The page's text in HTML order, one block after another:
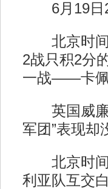
6月19日2
北京时间
2战只积2分
一战——卡佩
英国威廉
军团”表现却
北京时间
利亚队互交